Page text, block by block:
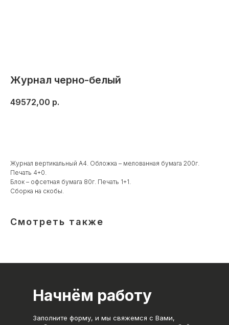
Журнал черно-белый
49572,00 р.
Журнал вертикальный А4. Обложка – мелованная бумага 200г.
Печать 4+0.
Блок – офсетная бумага 80г. Печать 1+1.
Сборка на скобы.
Смотреть также
Начнём работу
Заполните форму, и мы свяжемся с Вами,